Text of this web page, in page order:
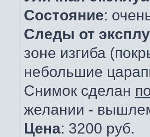
Состояние:
Следы от
зоне изгиба
небольшие
Снимок сделан
желании -
Цена: 3200 руб.